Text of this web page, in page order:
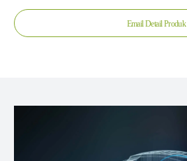
Email Detail Produk